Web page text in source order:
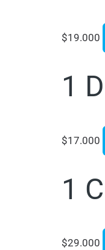
$19.000
1
$17.000
1
$29.000